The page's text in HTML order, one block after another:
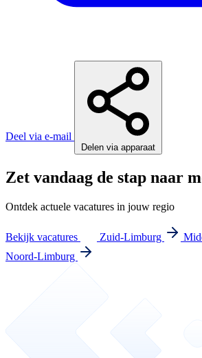
Deel via e-mail
Delen via apparaat
Zet vandaag de stap naar
Ontdek actuele vacatures in jouw regio
Bekijk vacatures Zuid-Limburg
Noord-Limburg